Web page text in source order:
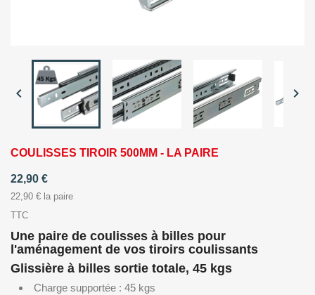
 
COULISSES TIROIR 500MM - LA PAIRE
22,90 €
22,90 € la paire
TTC
Une paire de coulisses à billes pour
l'aménagement de vos tiroirs coulissants
Glissière à billes sortie totale, 45 kgs
Charge supportée : 45 kgs